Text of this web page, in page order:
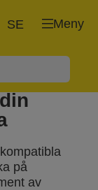
Meny
SE
på
av